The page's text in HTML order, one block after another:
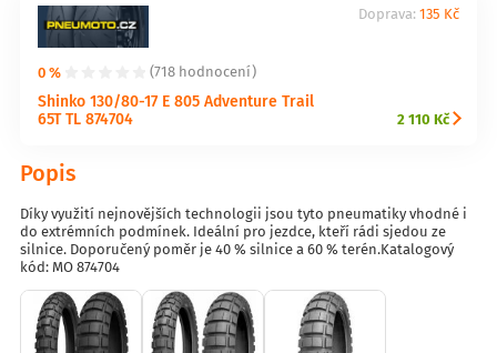
0 % (718 hodnocení)
Shinko 130/80-17 E 805 Adventure Trail
65T TL 874704
Doprava: 135 Kč
2 110 Kč
Popis
Díky využití nejnovějších technologii jsou tyto pneumatiky vhodné i
do extrémních podmínek. Ideální pro jezdce, kteří rádi sjedou ze
silnice. Doporučený poměr je 40 % silnice a 60 % terén.Katalogový
kód: MO 874704